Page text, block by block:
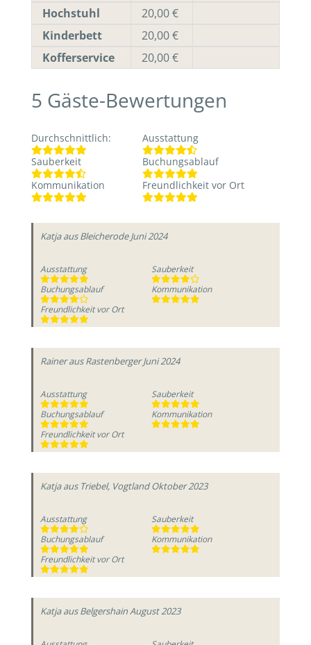
Hochstuhl
20,00 €
Kinderbett
20,00 €
Kofferservice
20,00 €
5 Gäste-Bewertungen
Durchschnittlich:
Ausstattung
Sauberkeit
Buchungsablauf
Kommunikation
Freundlichkeit vor Ort
Katjaaus Bleicherode Juni 2024
Ausstattung
Sauberkeit
Buchungsablauf
Kommunikation
Freundlichkeit vor Ort
Raineraus Rastenberger Juni 2024
Ausstattung
Sauberkeit
Buchungsablauf
Kommunikation
Freundlichkeit vor Ort
Katjaaus Triebel, Vogtland Oktober 2023
Ausstattung
Sauberkeit
Buchungsablauf
Kommunikation
Freundlichkeit vor Ort
Katjaaus BelgershainAugust 2023